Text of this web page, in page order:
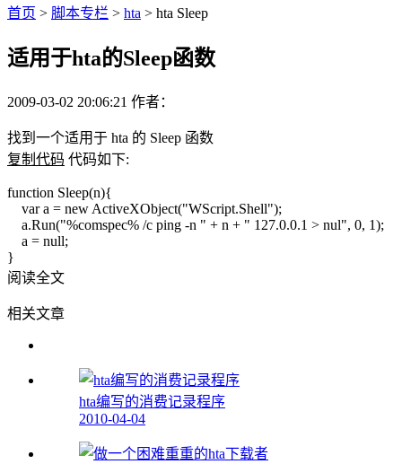
首页 > 脚本专栏 > hta > hta Sleep
适用于hta的Sleep函数
2009-03-02 20:06:21 作者：
找到一个适用于 hta 的 Sleep 函数
复制代码 代码如下:
function Sleep(n){
var a = new ActiveXObject("WScript.Shell");
a.Run("%comspec% /c ping -n " + n + " 127.0.0.1 > nul", 0, 1);
a = null;
}
阅读全文
相关文章
hta编写的消费记录程序
2010-04-04